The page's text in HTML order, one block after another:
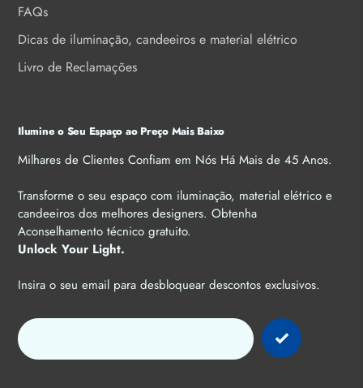
FAQs
Dicas de iluminação, candeeiros e material elétrico
Livro de Reclamações
Ilumine o Seu Espaço ao Preço Mais Baixo
Milhares de Clientes Confiam em Nós Há Mais de 45 Anos.
Transforme o seu espaço com iluminação, material elétrico e
candeeiros dos melhores designers. Obtenha
Aconselhamento técnico gratuito.
Unlock Your Light.
Insira o seu email para desbloquear descontos exclusivos.